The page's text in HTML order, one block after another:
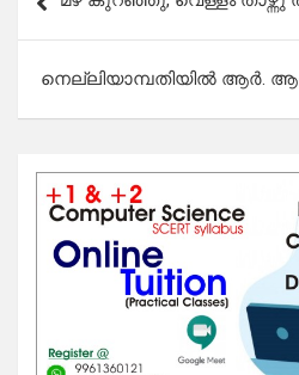
navigation
നെല്ലിയാമ്പതിയിൽ ആർ.